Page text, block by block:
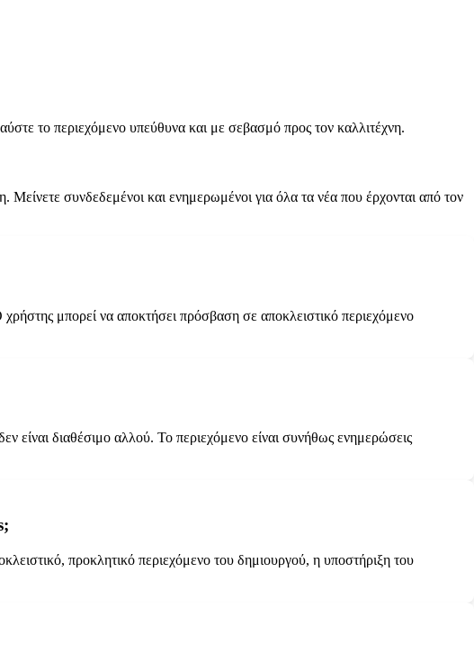
το περιεχόμενο υπεύθυνα και με σεβασμό προς τον καλλιτέχνη.
συνδεδεμένοι και ενημερωμένοι για όλα τα νέα που έρχονται από τον
μπορεί να αποκτήσει πρόσβαση σε αποκλειστικό περιεχόμενο
είναι διαθέσιμο αλλού. Το περιεχόμενο είναι συνήθως ενημερώσεις
προκλητικό περιεχόμενο του δημιουργού, η υποστήριξη του